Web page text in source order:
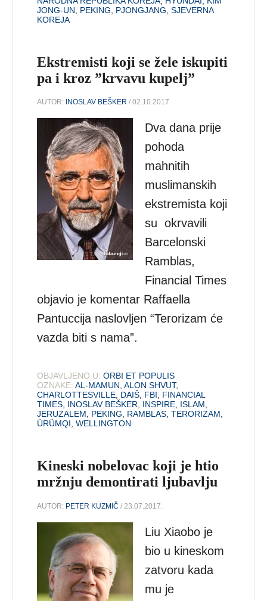
JONG-UN
PEKING PJONGJANG ,SJEVERNA
KOREJA
Ekstremisti koji se žele iskupiti
pa i kroz ”krvavu kupelj”
AUTOR: INOSLAV BEŠKER / 02.10.2017.
Dva dana prije
pohoda
mahnitih
muslimanskih
ekstremista koji
su okrvavili
Barcelonski
Ramblas,
Financial Times
objavio je komentar Raffaella
Pantuccija naslovljen “Terorizam će
vazda biti s nama”.
OBJAVLJENO U: ORBI ET POPULIS
OZNAKE: AL-MAMUN,ALON SHVUT,
CHARLOTTESVILLE, DAIŠ, FBI, FINANCIAL
TIMES, INOSLAV BEŠKER, INSPIRE, ISLAM,
JERUZALEM, PEKING, RAMBLAS,TERORIZAM,
ÜRÜMQI,WELLINGTON
Kineski nobelovac koji je htio
mržnju demontirati ljubavlju
AUTOR: PETER KUZMIČ / 23.07.2017.
Liu Xiaobo je
bio u kineskom
zatvoru kada
mu je